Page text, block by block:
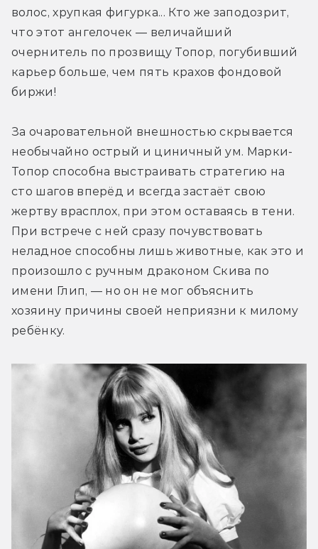
волос, хрупкая фигурка... Кто же заподозрит,
что этот ангелочек — величайший
очернитель по прозвищу Топор, погубивший
карьер больше, чем пять крахов фондовой
биржи!
За очаровательной внешностью скрывается
необычайно острый и циничный ум. Марки-
Топор способна выстраивать стратегию на
сто шагов вперёд и всегда застаёт свою
жертву врасплох, при этом оставаясь в тени.
При встрече с ней сразу почувствовать
неладное способны лишь животные, как это и
произошло с ручным драконом Скива по
имени Глип, — но он не мог объяснить
хозяину причины своей неприязни к милому
ребёнку.